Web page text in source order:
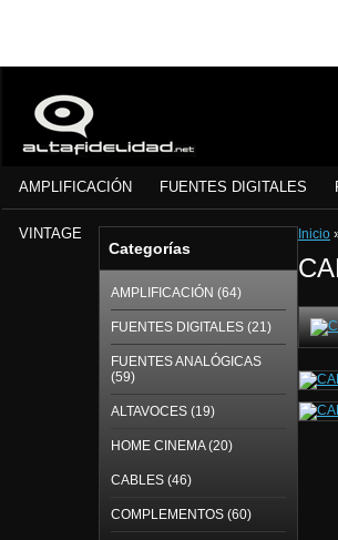
AMPLIFICACIÓN FUENTES DIGITALES
VINTAGE
Categorías
AMPLIFICACIÓN (64)
FUENTES DIGITALES (21)
FUENTES ANALÓGICAS
(59)
ALTAVOCES (19)
HOME CINEMA (20)
CABLES (46)
COMPLEMENTOS (60)
Inicio